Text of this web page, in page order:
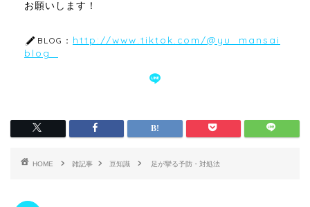
お願いします！
BLOG： http://www.tiktok.com/@yu_mansai
blog_
HOME 雑記事 豆知識 足が攣る予防・対処法